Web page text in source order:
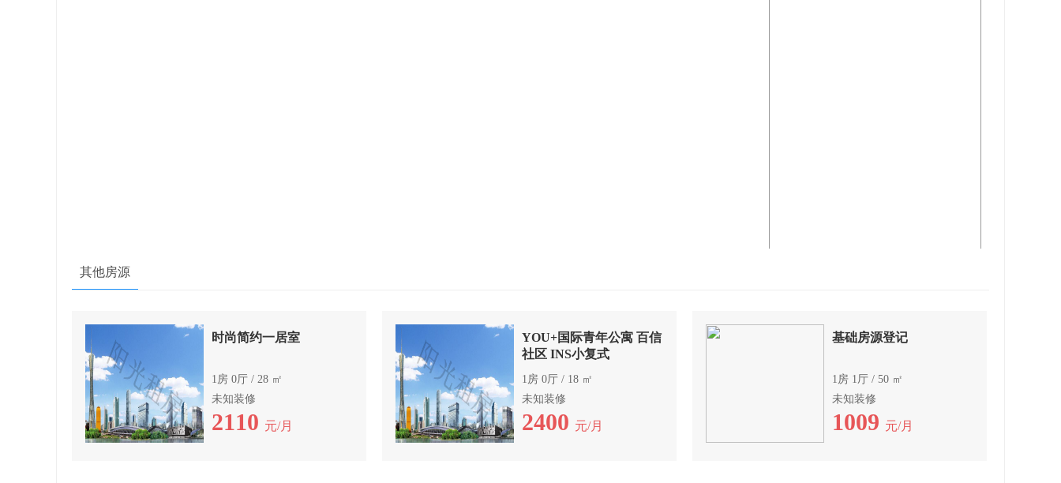
其他房源
时尚简约一居室
1房 0厅 / 28 ㎡
未知装修
2110 元/月
YOU+国际青年公寓 百信
社区 INS小复式
1房 0厅 / 18 ㎡
未知装修
2400 元/月
基础房源登记
1房 1厅 / 50 ㎡
未知装修
1009 元/月